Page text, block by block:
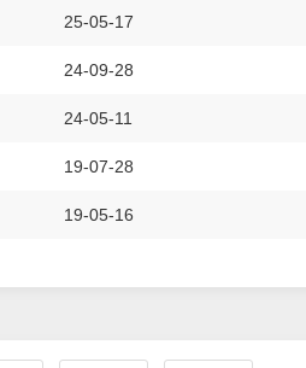
25-05-17
24-09-28
24-05-11
19-07-28
19-05-16